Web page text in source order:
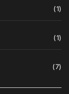
(1)
(1)
(7)